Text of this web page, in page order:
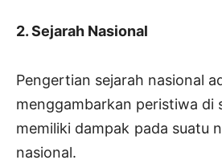
2. Sejarah Nasional
Pengertian sejarah nasional
menggambarkan peristiwa di
memiliki dampak pada suatu
nasional.